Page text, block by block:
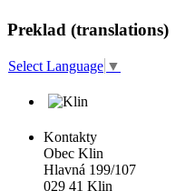
Preklad (translations)
Select Language ▼
Kontakty
Obec Klin
Hlavná 199/107
029 41 Klin